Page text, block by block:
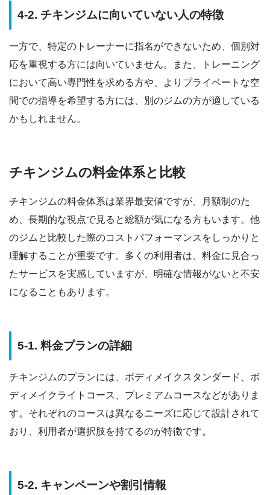
4-2. チキンジムに向いていない人の特徴
一方で、特定のトレーナーに指名ができないため、個別対
応を重視する方には向いていません。また、トレーニング
において高い専門性を求める方や、よりプライベートな空
間での指導を希望する方には、別のジムの方が適している
かもしれません。
チキンジムの料金体系と比較
チキンジムの料金体系は業界最安値ですが、月額制のた
め、長期的な視点で見ると総額が気になる方もいます。他
のジムと比較した際のコストパフォーマンスをしっかりと
理解することが重要です。多くの利用者は、料金に見合っ
たサービスを実感していますが、明確な情報がないと不安
になることもあります。
5-1. 料金プランの詳細
チキンジムのプランには、ボディメイクスタンダード、ボ
ディメイクライトコース、プレミアムコースなどがありま
す。それぞれのコースは異なるニーズに応じて設計されて
おり、利用者が選択肢を持てるのが特徴です。
5-2. キャンペーンや割引情報